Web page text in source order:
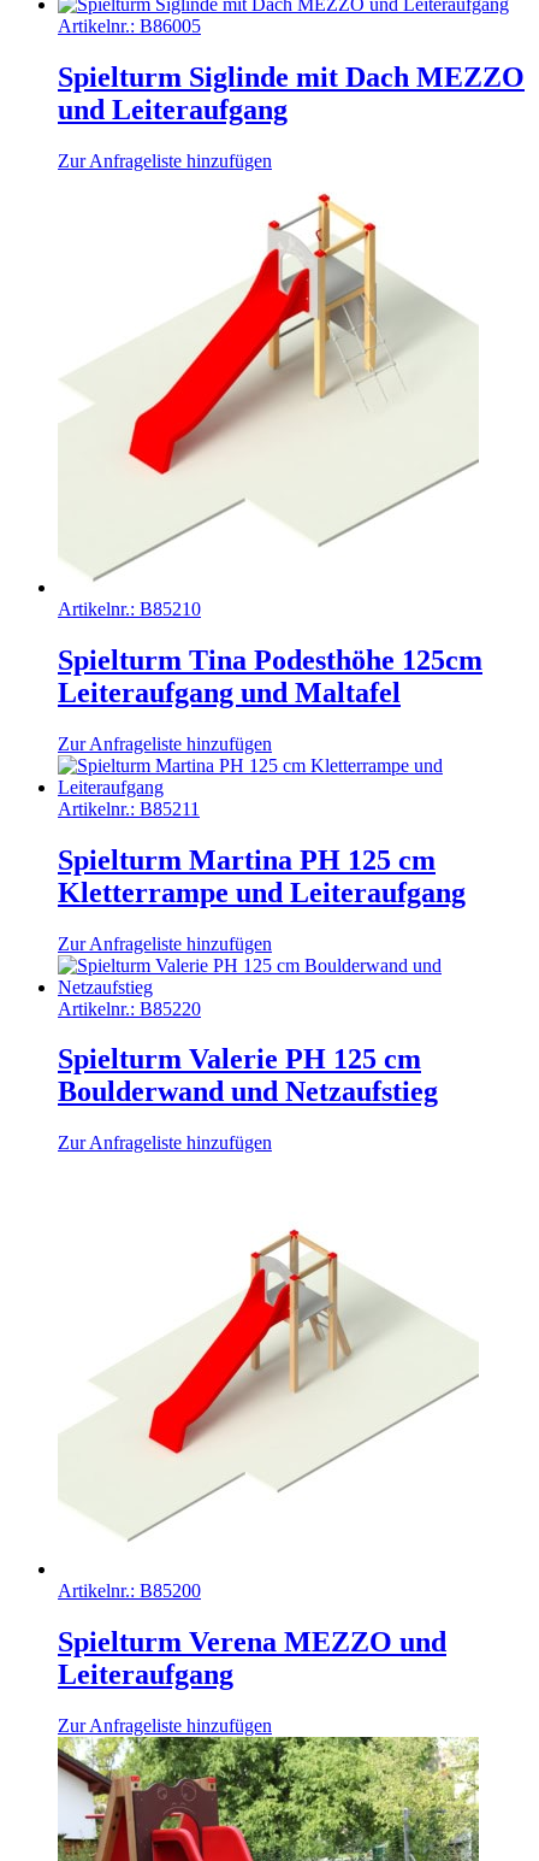
Artikelnr.: B86005
Spielturm Siglinde mit Dach MEZZO
und Leiteraufgang
Zur Anfrageliste hinzufügen
Artikelnr.: B85210
Spielturm Tina Podesthöhe 125cm
Leiteraufgang und Maltafel
Zur Anfrageliste hinzufügen
Artikelnr.: B85211
Spielturm Martina PH 125 cm
Kletterrampe und Leiteraufgang
Zur Anfrageliste hinzufügen
Artikelnr.: B85220
Spielturm Valerie PH 125 cm
Boulderwand und Netzaufstieg
Zur Anfrageliste hinzufügen
Artikelnr.: B85200
Spielturm Verena MEZZO und
Leiteraufgang
Zur Anfrageliste hinzufügen